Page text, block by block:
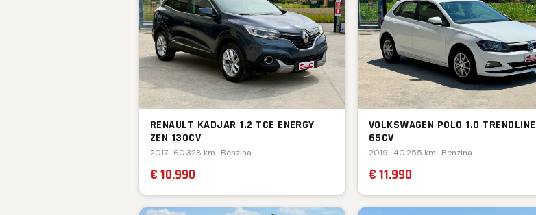
RENAULT KADJAR 1.2 TCE ENERGY
ZEN 130CV
2017 · 60.328 km · Benzina
€ 10.990
VOLKSWAGEN POLO 1.0 TRENDLINE
65CV
2019 · 40.255 km · Benzina
€ 11.990